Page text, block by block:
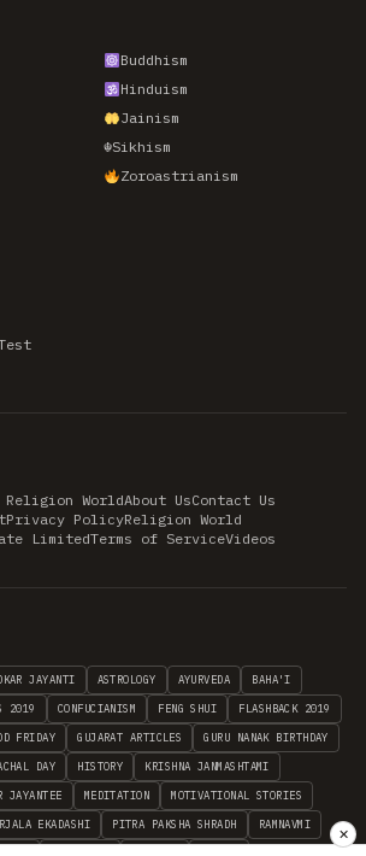
Buddhism
Hinduism
Jainism
☬Sikhism
Zoroastrianism
Religion WorldAbout UsContact Us
Privacy PolicyReligion World
LimitedTerms of ServiceVideos
JAYANTI ASTROLOGY AYURVEDA BAHA'I
2019 CONFUCIANISM FENG SHUI FLASHBACK 2019
FRIDAY GUJARAT ARTICLES GURU NANAK BIRTHDAY
DAY HISTORY KRISHNA JANMASHTAMI
JAYANTEE MEDITATION MOTIVATIONAL STORIES
EKADASHI PITRA PAKSHA SHRADH RAMNAVMI
✕